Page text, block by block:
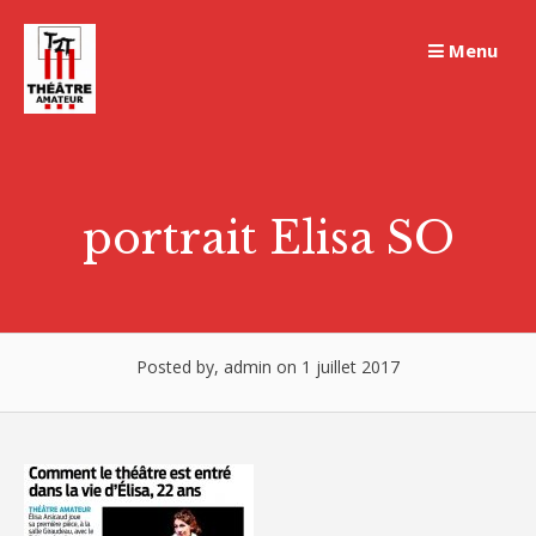
content
Menu
portrait Elisa SO
Posted by, admin on 1 juillet 2017